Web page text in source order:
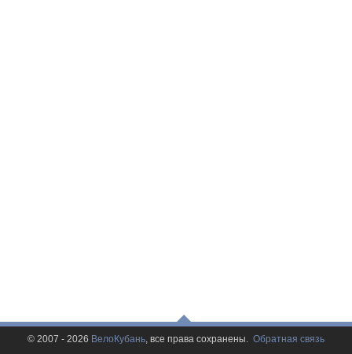
© 2007 - 2026 ВелоКубань, все права сохранены. Обратная связь